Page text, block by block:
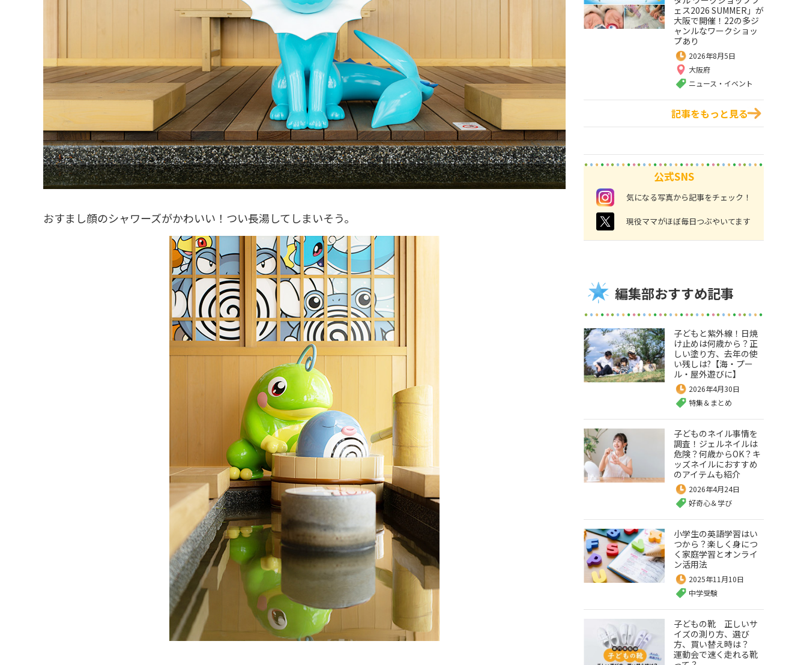
おすまし顔のシャワーズがかわいい！つい長湯してしまいそう。
ェス2026 SUMMER」が
大阪で開催！22の多ジ
ャンルなワークショッ
プあり
2026年8月5日
大阪府
ニュース・イベント
記事をもっと見る
公式SNS
instagram 気になる写真から記事をチェック！
twitter 現役ママがほぼ毎日つぶやいてます
編集部おすすめ記事
子どもと紫外線！日焼
け止めは何歳から？正
しい塗り方、去年の使
い残しは?【海・プー
ル・屋外遊びに】
2026年4月30日
特集＆まとめ
子どものネイル事情を
調査！ジェルネイルは
危険？何歳からOK？キ
ッズネイルにおすすめ
のアイテムも紹介
2026年4月24日
好奇心＆学び
小学生の英語学習はい
つから？楽しく身につ
く家庭学習とオンライ
ン活用法
2025年11月10日
中学受験
子どもの靴 正しいサ
イズの測り方、選び
方、買い替え時は？
運動会で速く走れる靴